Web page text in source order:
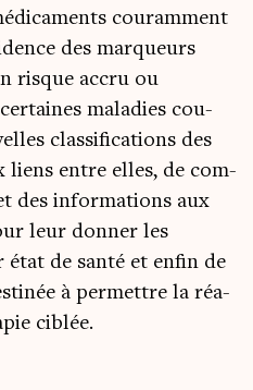
cou­ram­ment
des mar­queurs
risque accru ou
mala­dies cou­
clas­si­fi­ca­tions des
liens entre elles, de com­
des infor­ma­tions aux
leur don­ner les
état de san­té et enfin de
à per­mettre la réa­
ciblée.